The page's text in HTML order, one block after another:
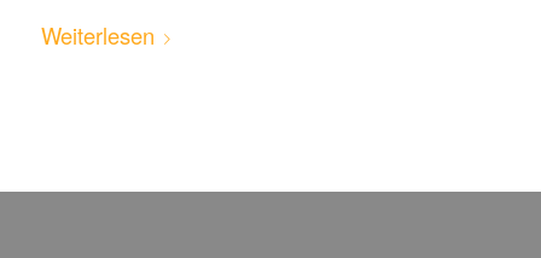
Weiterlesen